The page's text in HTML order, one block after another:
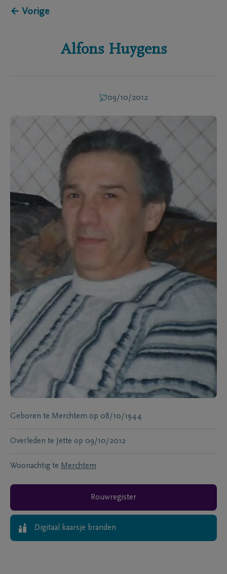
← Vorige
Alfons Huygens
09/10/2012
Geboren te Merchtem op 08/10/1944
Overleden te Jette op 09/10/2012
Woonachtig te Merchtem
Rouwregister
Digitaal kaarsje branden